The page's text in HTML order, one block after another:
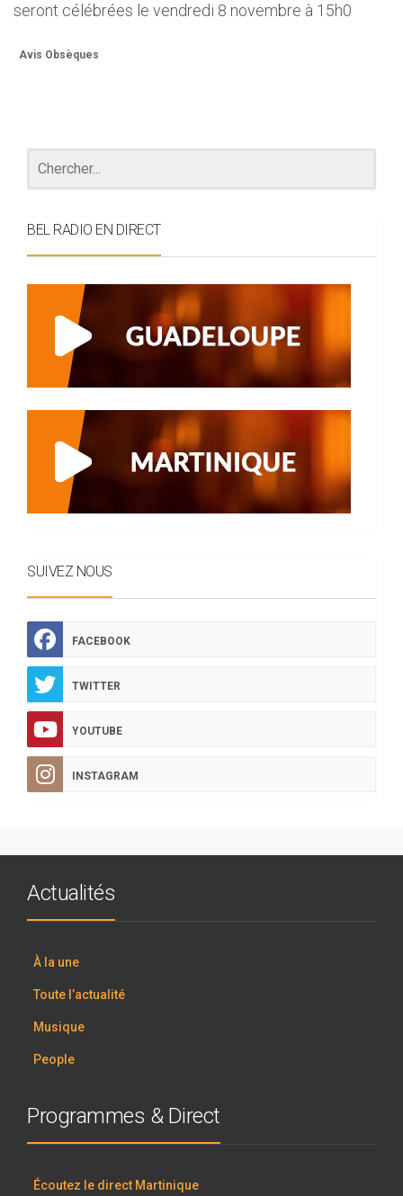
seront célébrées le vendredi 8 novembre à 15h0
Avis Obsèques
BEL RADIO EN DIRECT
SUIVEZ NOUS
FACEBOOK
TWITTER
YOUTUBE
INSTAGRAM
Actualités
À la une
Toute l’actualité
Musique
People
Programmes & Direct
Écoutez le direct Martinique